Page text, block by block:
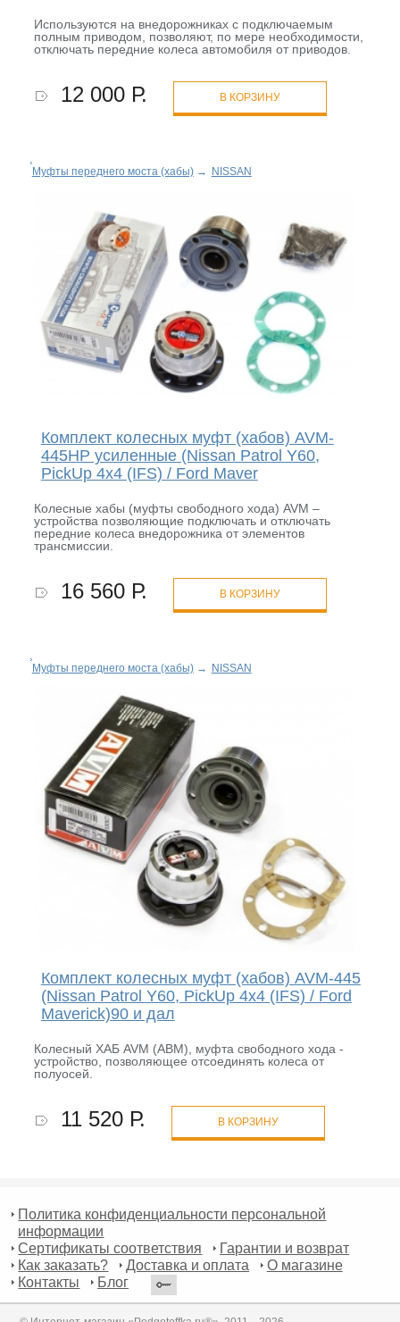
Используются на внедорожниках с подключаемым
полным приводом, позволяют, по мере необходимости,
отключать передние колеса автомобиля от приводов.
12 000 Р. В КОРЗИНУ
Муфты переднего моста (хабы)→ NISSAN
Комплект колесных муфт (хабов) AVM-
445НР усиленные (Nissan Patrol Y60,
PickUp 4x4 (IFS) / Ford Maver
Колесные хабы (муфты свободного хода) AVM –
устройства позволяющие подключать и отключать
передние колеса внедорожника от элементов
трансмиссии.
16 560 Р. В КОРЗИНУ
Муфты переднего моста (хабы)→ NISSAN
Комплект колесных муфт (хабов) AVM-445
(Nissan Patrol Y60, PickUp 4x4 (IFS) / Ford
Maverick)90 и дал
Колесный ХАБ AVM (АВМ), муфта свободного хода -
устройство, позволяющее отсоединять колеса от
полуосей.
11 520 Р. В КОРЗИНУ
Политика конфиденциальности персональной
информации
Сертификаты соответствия
Гарантии и возврат
Как заказать?
Доставка и оплата
О магазине
Контакты
Блог